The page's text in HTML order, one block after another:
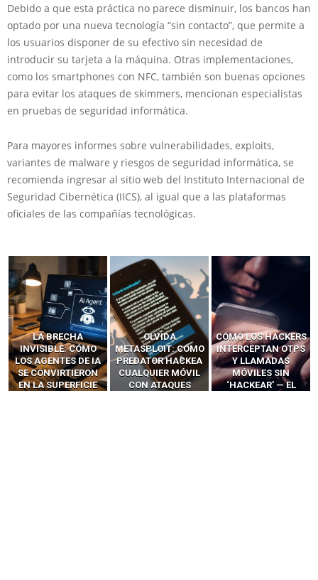
Debido a que esta práctica no parece disminuir, los bancos han
optado por una nueva tecnología “sin contacto”, que permite a
los usuarios disponer de su efectivo sin necesidad de
introducir su tarjeta a la máquina. Otras implementaciones,
como los smartphones con NFC, también son buenas opciones
para evitar los ataques de skimmers, mencionan especialistas
en pruebas de seguridad informática.
Para mayores informes sobre vulnerabilidades, exploits,
variantes de malware y riesgos de seguridad informática, se
recomienda ingresar al sitio web del Instituto Internacional de
Seguridad Cibernética (IICS), al igual que a las plataformas
oficiales de las compañías tecnológicas.
LA BRECHA
INVISIBLE: CÓMO
LOS AGENTES DE IA
SE CONVIRTIERON
EN LA SUPERFICIE
OLVIDA
METASPLOIT: CÓMO
PREDATOR HACKEA
CUALQUIER MÓVIL
CON ATAQUES
CÓMO LOS HACKERS
INTERCEPTAN OTPS
Y LLAMADAS
MÓVILES SIN
‘HACKEAR’ — EL